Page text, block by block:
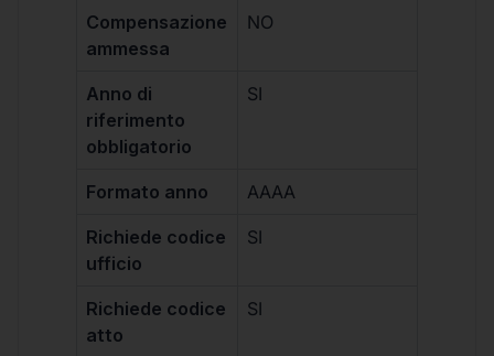
Compensazione
ammessa
NO
Anno di
riferimento
obbligatorio
SI
Formato anno AAAA
Richiede codice
ufficio
SI
Richiede codice
atto
SI